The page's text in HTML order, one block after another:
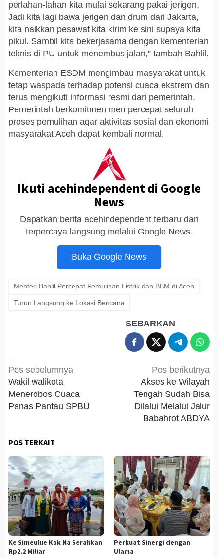
perlahan-lahan kita mulai sekarang pakai jerigen.
Jadi kita lagi bawa jerigen dan drum dari Jakarta,
kita naikkan pesawat kita kirim ke sini supaya kita
pikul. Sambil kita bekerjasama dengan kementerian
teknis di PU untuk menembus jalan,” tambah Bahlil.
Kementerian ESDM mengimbau masyarakat untuk
tetap waspada terhadap potensi cuaca ekstrem dan
terus mengikuti informasi resmi dari pemerintah.
Pemerintah berkomitmen mempercepat seluruh
proses pemulihan agar aktivitas sosial dan ekonomi
masyarakat Aceh dapat kembali normal.
Ikuti acehindependent di Google
News
Dapatkan berita acehindependent terbaru dan
terpercaya langsung melalui Google News.
Buka Google News
Menteri Bahlil Percepat Pemulihan Listrik dan BBM di Aceh
Turun Langsung ke Lokasi Bencana
SEBARKAN
Navigasi
pos
Pos sebelumnya
‎Wakil walikota
Menerobos Cuaca
Panas Pantau SPBU
Pos berikutnya
Akses ke Wilayah
Tengah Sudah Bisa
Dilalui Melalui Jalur
Babahrot ABDYA
POS TERKAIT
Ke Simeulue Kak Na Serahkan
Rp2.2 Miliar
Perkuat Sinergi dengan
Ulama